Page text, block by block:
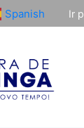
Spanish Ir